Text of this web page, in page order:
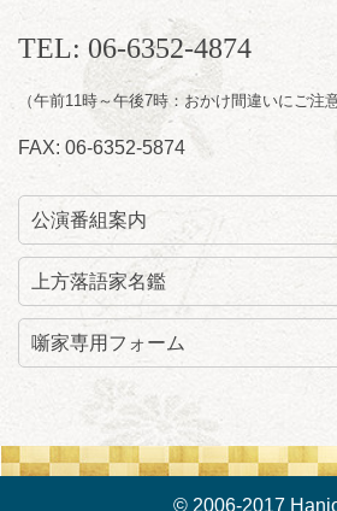
お問合せ：らららのら
090-6976-1777 email：
TEL: 06-6352-4874
（午前11時～午後7時：おかけ間違いに
FAX: 06-6352-5874
公演番組案内
上方落語家名鑑
噺家専用フォーム
© 2006-2017